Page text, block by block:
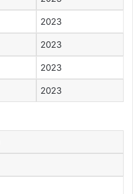
2023
2023
2023
2023